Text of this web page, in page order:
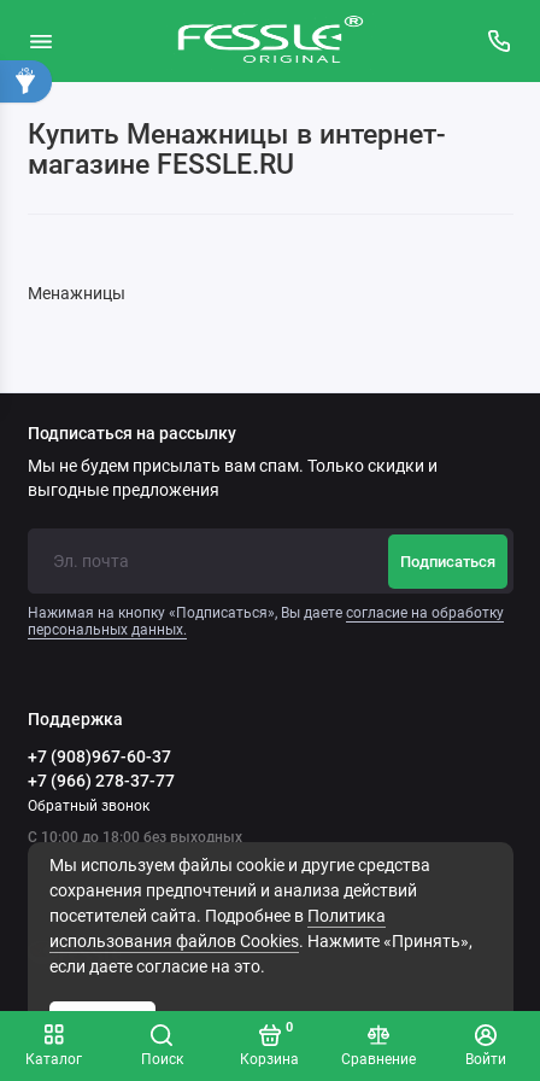
Каталог Поиск Корзина
0
Сравнение Войти
Купить Менажницы в интернет-
магазине FESSLE.RU
Графины
Салфетницы
Хлебницы
Менажницы
Мы используем файлы cookie и другие средства
сохранения предпочтений и анализа действий
посетителей сайта. Подробнее в Политика
использования файлов Сookies. Нажмите «Принять»,
если даете согласие на это.
Подписаться на рассылку
Мы не будем присылать вам спам. Только скидки и
выгодные предложения
Подписаться
Нажимая на кнопку «Подписаться», Вы даете согласие на обработку
персональных данных.
Поддержка
+7 (908)967-60-37
+7 (966) 278-37-77
Обратный звонок
С 10:00 до 18:00 без выходных